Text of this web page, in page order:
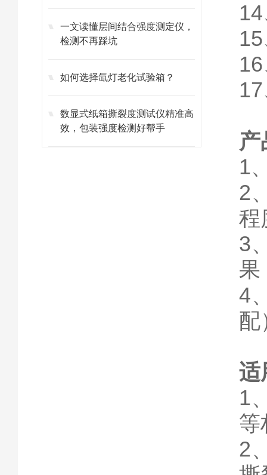
一文读懂层间结合强度测定仪，
检测不再踩坑
如何选择氙灯老化试验箱？
数显式纸箱撕裂度测试仪精准高
效，包装强度检测好帮手
产
1
2
程
3
果
4
配
适
1
等
2